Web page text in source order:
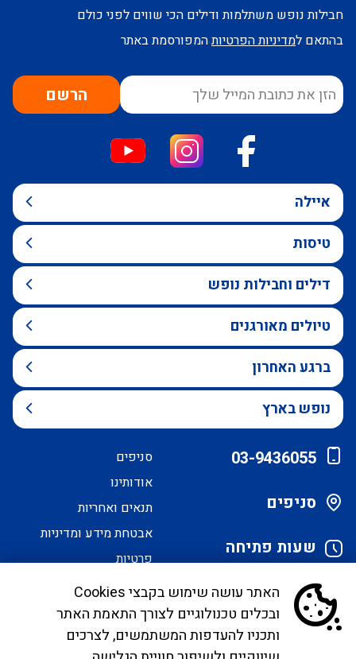
חבילות נופש משתלמות ודילים הכי שווים לפני כולם
בהתאם למדיניות הפרטיותהמפורסמת באתר
הרשם
איילה
טיסות
דילים וחבילות נופש
טיולים מאורגנים
ברגע האחרון
נופש בארץ
03-9436055
סניפים
שעות פתיחה
סניפים
אודותינו
תנאים ואחריות
אבטחת מידע ומדיניות
פרטיות
הסדרי נגישות
לקוחות יקרים, בימים אלו אנו נערכים ליישם את
הנחיית הממונה בדבר פרסום אישור טיסות שכר ע"י
האתר עושה שימוש בקבצי Cookies
ובכלים טכנולוגיים לצורך התאמת האתר
ותכניו להעדפות המשתמשים, לצרכים